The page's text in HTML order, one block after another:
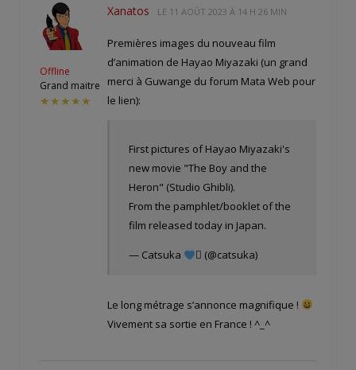
Offline
Grand maitre
★★★★★
Xanatos LE 11 AOÛT 2023 À 14 H 26 MIN
Premières images du nouveau film
d’animation de Hayao Miyazaki (un grand
merci à Guwange du forum Mata Web pour
le lien):
First pictures of Hayao Miyazaki's
new movie "The Boy and the
Heron" (Studio Ghibli).
From the pamphlet/booklet of the
film released today in Japan.
— Catsuka  (@catsuka)
Le long métrage s’annonce magnifique !
Vivement sa sortie en France ! ^_^